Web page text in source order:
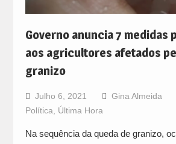
Governo anuncia 7 medidas
aos agricultores afetados
granizo
Julho 6, 2021 Gina Almeida
Política, Última Hora
Na sequência da queda de granizo,